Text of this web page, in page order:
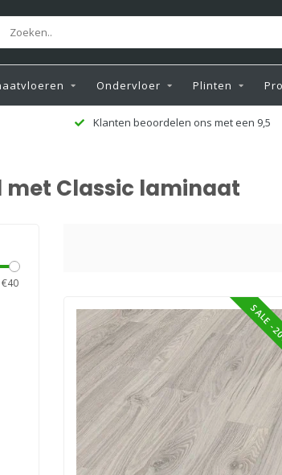
Ondervloer Plinten
Klanten beoordelen ons met een 9,5
Classic laminaat
40
SALE